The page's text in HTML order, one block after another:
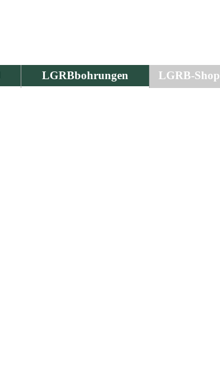
LGRBbohrungen LGRB-Shop